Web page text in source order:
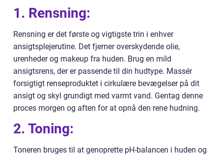
1. Rensning:
Rensning er det første og vigtigste trin i enhver
ansigtsplejerutine. Det fjerner overskydende olie,
urenheder og makeup fra huden. Brug en mild
ansigtsrens, der er passende til din hudtype. Massér
forsigtigt renseproduktet i cirkulære bevægelser på dit
ansigt og skyl grundigt med varmt vand. Gentag denne
proces morgen og aften for at opnå den rene hudning.
2. Toning:
Toneren bruges til at genoprette pH-balancen i huden og